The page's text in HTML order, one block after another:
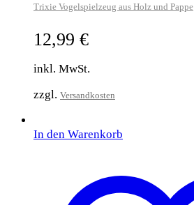
Trixie Vogelspielzeug aus Holz und Pappe
12,99 €
inkl. MwSt.
zzgl. Versandkosten
In den Warenkorb